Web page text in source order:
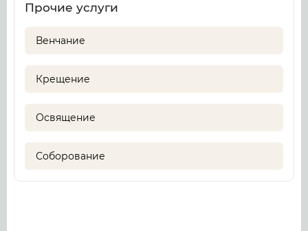
Прочие услуги
Венчание
Крещение
Освящение
Соборование